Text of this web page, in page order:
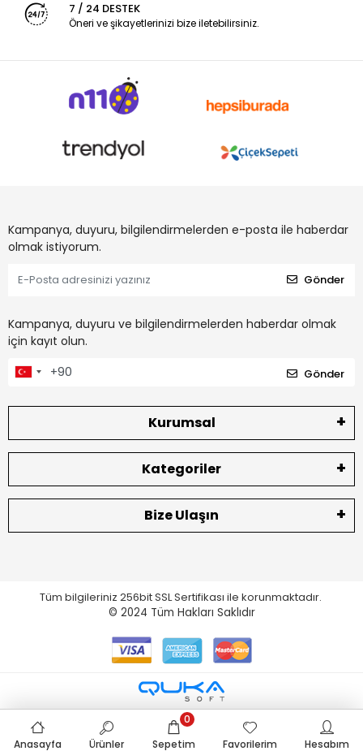
7 / 24 DESTEK
Öneri ve şikayetlerinizi bize iletebilirsiniz.
Kampanya, duyuru, bilgilendirmelerden e-posta ile haberdar
olmak istiyorum.
Gönder
Kampanya, duyuru ve bilgilendirmelerden haberdar olmak
için kayıt olun.
Gönder
Kurumsal
Kategoriler
Bize Ulaşın
Tüm bilgileriniz 256bit SSL Sertifikası ile korunmaktadır.
© 2024 Tüm Hakları Saklıdır
Anasayfa Ürünler Sepetim
0
Favorilerim
Hesabım